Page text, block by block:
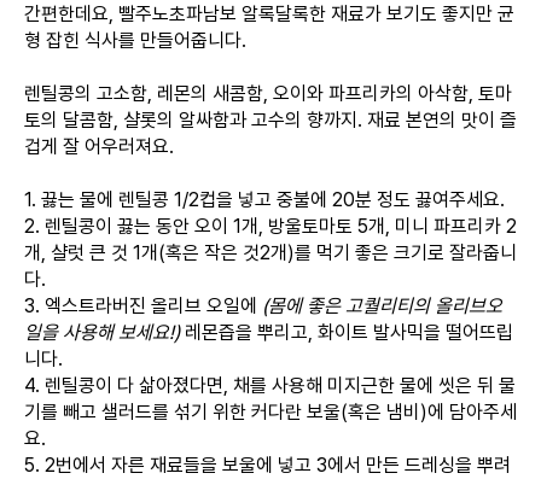
간편한데요, 빨주노초파남보 알록달록한 재료가 보기도 좋지만 균
형 잡힌 식사를 만들어줍니다.
렌틸콩의 고소함, 레몬의 새콤함, 오이와 파프리카의 아삭함, 토마
토의 달콤함, 샬롯의 알싸함과 고수의 향까지. 재료 본연의 맛이 즐
겁게 잘 어우러져요.
1. 끓는 물에 렌틸콩 1/2컵을 넣고 중불에 20분 정도 끓여주세요.
2. 렌틸콩이 끓는 동안 오이 1개, 방울토마토 5개, 미니 파프리카 2
개, 샬럿 큰 것 1개(혹은 작은 것2개)를 먹기 좋은 크기로 잘라줍니
다.
3. 엑스트라버진 올리브 오일에 (몸에 좋은 고퀄리티의 올리브오
일을 사용해 보세요!)레몬즙을 뿌리고, 화이트 발사믹을 떨어뜨립
니다.
4. 렌틸콩이 다 삶아졌다면, 채를 사용해 미지근한 물에 씻은 뒤 물
기를 빼고 샐러드를 섞기 위한 커다란 보울(혹은 냄비)에 담아주세
요.
5. 2번에서 자른 재료들을 보울에 넣고 3에서 만든 드레싱을 뿌려